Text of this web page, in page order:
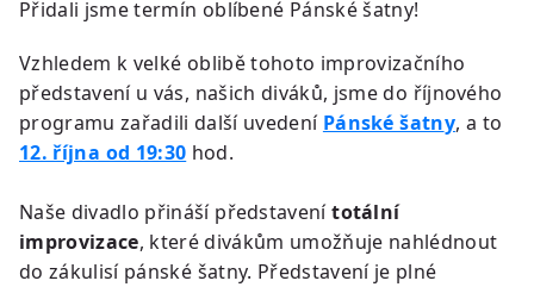
Přidali jsme termín oblíbené Pánské šatny!
Vzhledem k velké oblibě tohoto improvizačního
představení u vás, našich diváků, jsme do říjnového
programu zařadili další uvedení Pánské šatny, a to
12. října od 19:30 hod.
Naše divadlo přináší představenítotální
improvizace, které divákům umožňuje nahlédnout
do zákulisí pánské šatny. Představení je plné